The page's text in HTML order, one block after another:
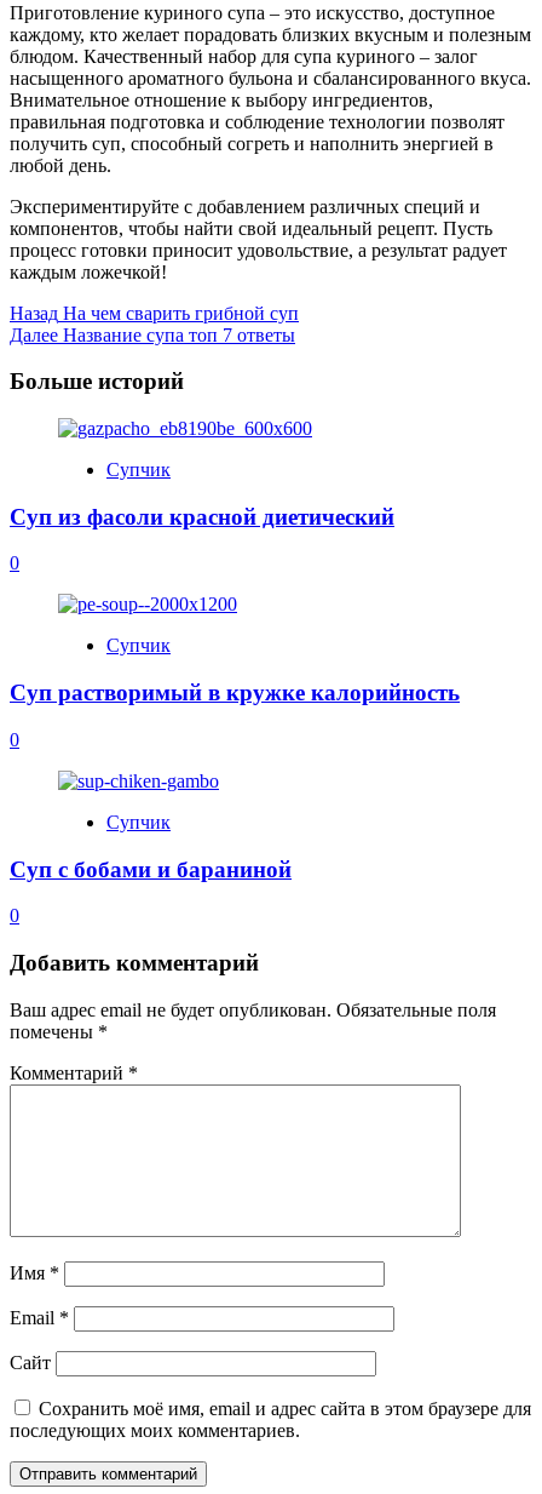
Приготовление куриного супа – это искусство, доступное
каждому, кто желает порадовать близких вкусным и полезным
блюдом. Качественный набор для супа куриного – залог
насыщенного ароматного бульона и сбалансированного вкуса.
Внимательное отношение к выбору ингредиентов,
правильная подготовка и соблюдение технологии позволят
получить суп, способный согреть и наполнить энергией в
любой день.
Экспериментируйте с добавлением различных специй и
компонентов, чтобы найти свой идеальный рецепт. Пусть
процесс готовки приносит удовольствие, а результат радует
каждым ложечкой!
Post
Navigation
Назад На чем сварить грибной суп
Далее Название супа топ 7 ответы
Больше историй
Супчик
Суп из фасоли красной диетический
0
Супчик
Суп растворимый в кружке калорийность
0
Супчик
Суп с бобами и бараниной
0
Добавить комментарий
Ваш адрес email не будет опубликован. Обязательные поля
помечены *
Комментарий *
Имя *
Email *
Сайт
Сохранить моё имя, email и адрес сайта в этом браузере для
последующих моих комментариев.